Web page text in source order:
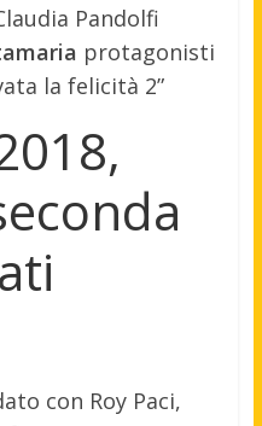
Pandolfi
protagonisti
la felicità 2”
con Roy Paci,